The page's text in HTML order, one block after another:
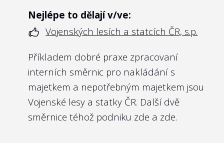
Vzhledem k tomu, že u některých
společností může stále jít o citlivou otázku,
managementu na webu Transparentní
Česko nezveřejňovat, ledaže tyto odměny
byly již zveřejněny např. na webu
https://platy.hlidacstatu.cz/Urednici
Nejlépe to dělají v/ve:
Vojenských lesích a statcích ČR, s.p.
Příkladem dobré praxe zpracovaní
interních směrnic pro nakládání s
majetkem a nepotřebným majetkem jsou
Vojenské lesy a statky ČR. Další dvě
směrnice téhož podniku zde a zde.